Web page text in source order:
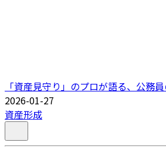
「資産見守り」のプロが語る、公務
2026-01-27
資産形成